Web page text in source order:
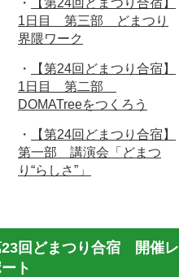
・
【第24回どまつり合宿】
1日目 第三部 どまつり
界隈ワーク
・
【第24回どまつり合宿】
1日目 第二部
DOMATreeをつくろう
・
【第24回どまつり合宿】
第一部 講演会「どまつ
り“らしさ”」
回どまつり合宿 開催レ
ト